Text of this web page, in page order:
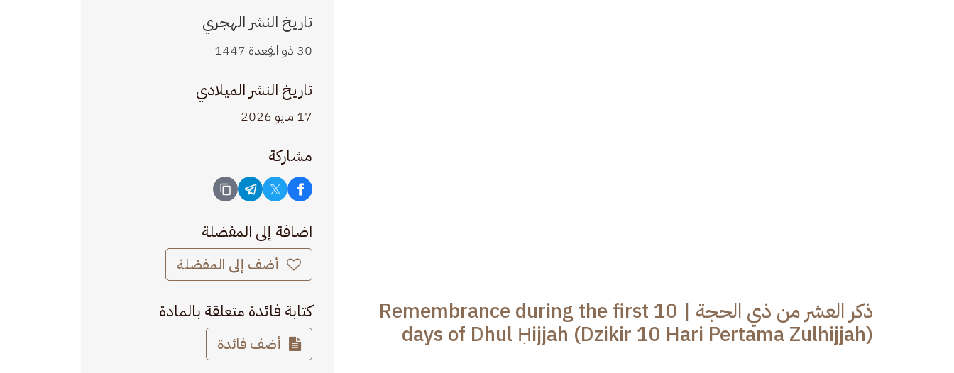
ذكر العشر من ذي الحجة | Remembrance during the first 10
days of Dhul Ḥijjah (Dzikir 10 Hari Pertama Zulhijjah)
تاريخ النشر الهجري
30 ذو القِعدة 1447
تاريخ النشر الميلادي
17 مايو 2026
مشاركة
اضافة إلى المفضلة
أضف إلى المفضلة
كتابة فائدة متعلقة بالمادة
أضف فائدة